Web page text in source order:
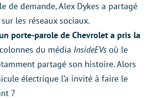
de demande, Alex Dykes a partagé
les réseaux sociaux.
un porte-parole de Chevrolet a pris la
du média InsideEVs où le
partagé son histoire. Alors
électrique l’a invité à faire le
?